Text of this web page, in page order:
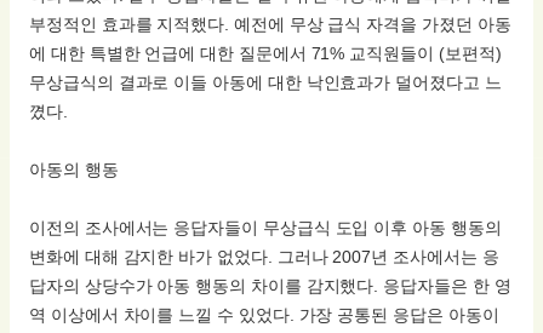
부정적인 효과를 지적했다. 예전에 무상 급식 자격을 가졌던 아동
에 대한 특별한 언급에 대한 질문에서 71% 교직원들이 (보편적)
무상급식의 결과로 이들 아동에 대한 낙인효과가 덜어졌다고 느
꼈다.
아동의 행동
이전의 조사에서는 응답자들이 무상급식 도입 이후 아동 행동의
변화에 대해 감지한 바가 없었다. 그러나 2007년 조사에서는 응
답자의 상당수가 아동 행동의 차이를 감지했다. 응답자들은 한 영
역 이상에서 차이를 느낄 수 있었다. 가장 공통된 응답은 아동이